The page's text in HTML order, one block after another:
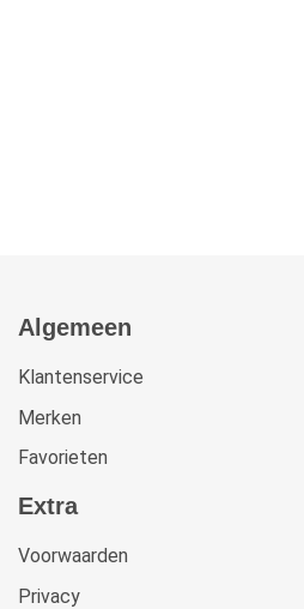
Algemeen
Klantenservice
Merken
Favorieten
Extra
Voorwaarden
Privacy